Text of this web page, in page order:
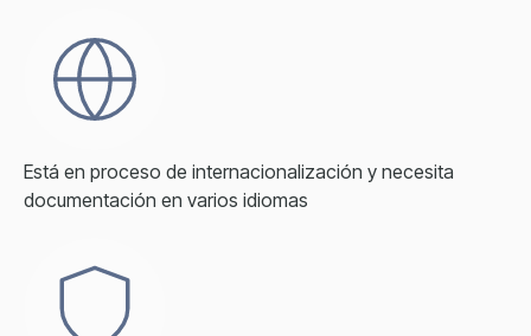
Está en proceso de internacionalización y necesita
documentación en varios idiomas